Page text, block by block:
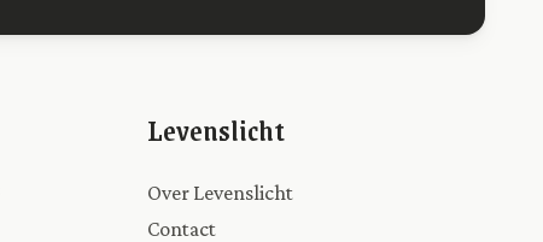
Levenslicht
Over Levenslicht
Contact